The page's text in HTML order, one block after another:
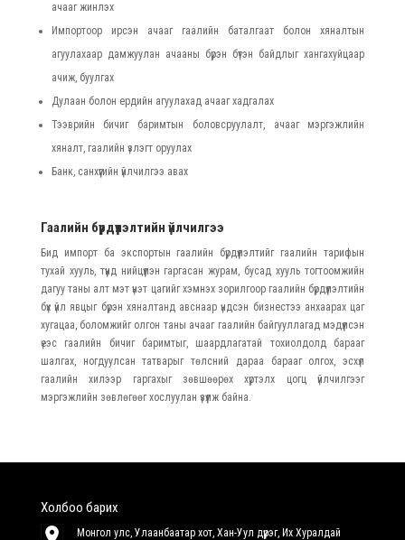
ачааг жинлэх
Импортоор ирсэн ачааг гаалийн баталгаат болон хяналтын
агуулахаар дамжуулан ачааны бүрэн бүтэн байдлыг хангахуйцаар
ачиж, буулгах
Дулаан болон ердийн агуулахад ачааг хадгалах
Тээврийн бичиг баримтын боловсруулалт, ачааг мэргэжлийн
хяналт, гаалийн үзлэгт оруулах
Банк, санхүүгийн үйлчилгээ авах
Гаалийн бүрдүүлэлтийн үйлчилгээ
Бид импорт ба экспортын гаалийн бүрдүүлэлтийг гаалийн тарифын
тухай хууль, түүнд нийцүүлэн гаргасан журам, бусад хууль тогтоомжийн
дагуу таны алт мэт үнэт цагийг хэмнэх зорилгоор гаалийн бүрдүүлэлтийн
бүх үйл явцыг бүрэн хяналтанд авснаар үндсэн бизнестээ анхаарах цаг
хугацаа, боломжийг олгон таны ачааг гаалийн байгууллагад мэдүүлсэн
үеэс гаалийн бичиг баримтыг, шаардлагатай тохиолдолд барааг
шалгах, ногдуулсан татварыг төлсний дараа барааг олгох, эсхүл
гаалийн хилээр гаргахыг зөвшөөрөх хүртэлх цогц үйлчилгээг
мэргэжлийн зөвлөгөөг хослуулан үзүүлж байна.
Холбоо барих
Монгол улс, Улаанбаатар хот, Хан-Уул дүүрэг, Их Хуралдай